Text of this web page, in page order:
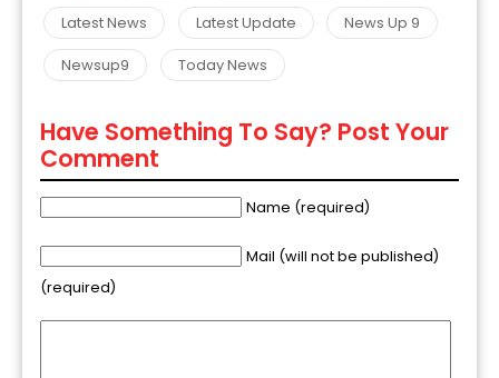
Latest News
Latest Update
News Up 9
Newsup9
Today News
Have Something To Say? Post Your
Comment
Name (required)
Mail (will not be published)
(required)